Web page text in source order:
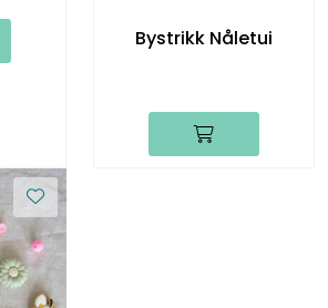
Bystrikk Nåletui